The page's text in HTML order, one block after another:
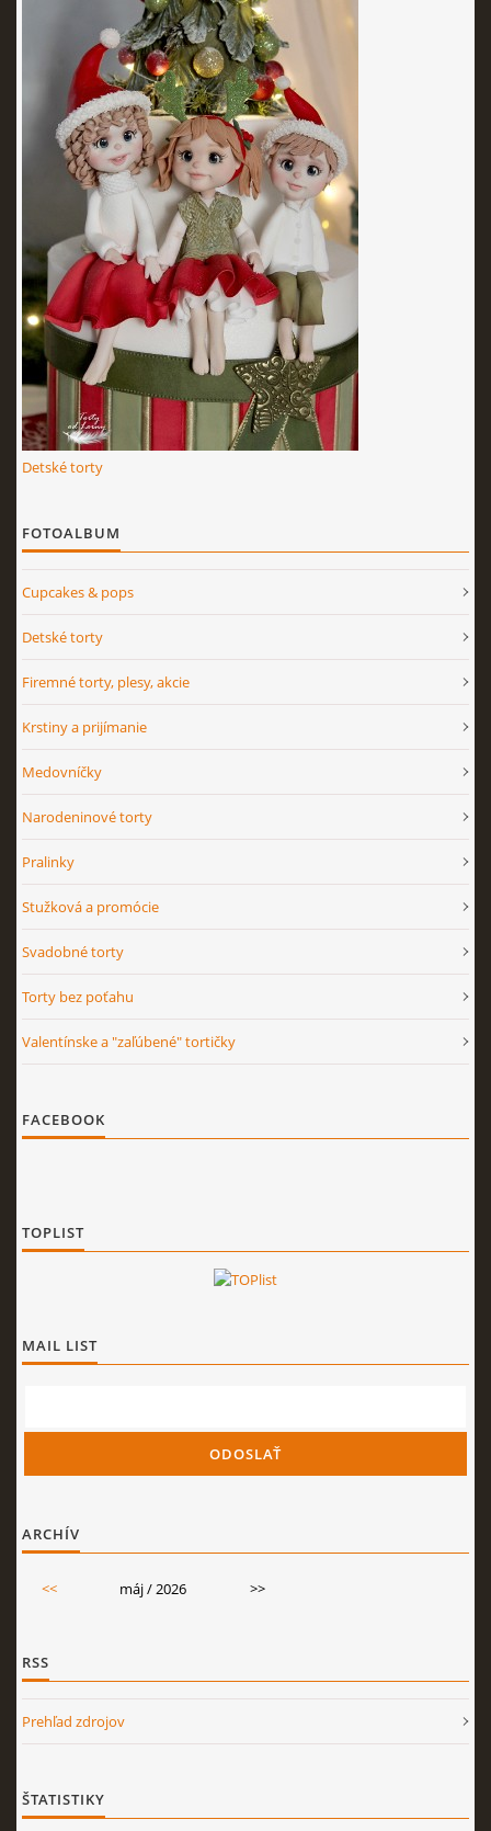
Torty od Lorny
Prievidza
0911494673
tortyodlorny@gmail.com
© 2026 eStránky.sk|RSS|Aktualizované 4. 11. 2025
Detské torty
FOTOALBUM
Cupcakes & pops
Detské torty
Firemné torty, plesy, akcie
Krstiny a prijímanie
Medovníčky
Narodeninové torty
Pralinky
Stužková a promócie
Svadobné torty
Torty bez poťahu
Valentínske a "zaľúbené" tortičky
FACEBOOK
TOPLIST
MAIL LIST
ARCHÍV
<< máj / 2026 >>
RSS
Prehľad zdrojov
ŠTATISTIKY